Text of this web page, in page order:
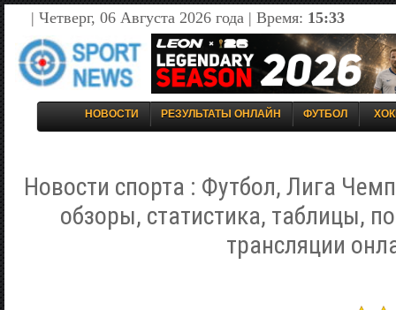
| Четверг, 06 Августа 2026 года | Время: 15:33
НОВОСТИ РЕЗУЛЬТАТЫ ОНЛАЙН ФУТБОЛ
Новости спорта : Футбол, Лига
обзоры, статистика, таблицы,
трансляции